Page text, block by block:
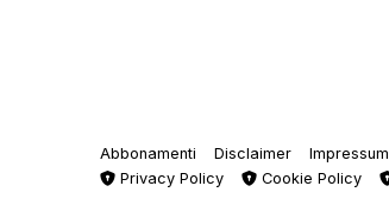
Abbonamenti Disclaimer Impressum
Privacy Policy
Cookie Policy